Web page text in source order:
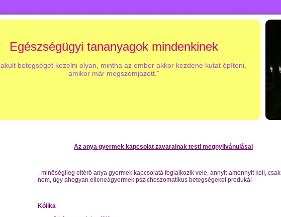
Egészségügyi tananyagok mindenkinek
betegséget kezelni olyan, mintha az ember akkor kezdene kutat építeni,
amikor már megszomjazott.”
Az anya gyermek kapcsolat zavarainak testi megnyilvánulásai
- minőségileg eltérő anya gyermek kapcsolatà foglalkozik vele, annyit-amennyit kell, csak
nem, úgy ahogyan elleneàgyermek pszichoszomatikus betegségeket produkál
Kólika